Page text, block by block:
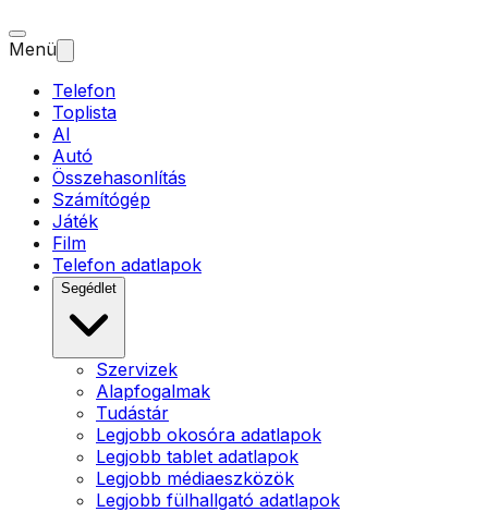
Menü
Telefon
Toplista
AI
Autó
Összehasonlítás
Számítógép
Játék
Film
Telefon adatlapok
Segédlet
Szervizek
Alapfogalmak
Tudástár
Legjobb okosóra adatlapok
Legjobb tablet adatlapok
Legjobb médiaeszközök
Legjobb fülhallgató adatlapok